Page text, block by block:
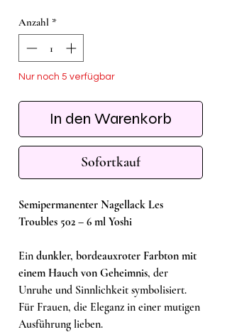
Anzahl *
Nur noch 5 verfügbar
In den Warenkorb
Sofortkauf
Semipermanenter Nagellack Les
Troubles 502 – 6 ml Yoshi
Ein dunkler, bordeauxroter Farbton mit
einem Hauch von Geheimnis, der
Unruhe und Sinnlichkeit symbolisiert.
Für Frauen, die Eleganz in einer mutigen
Ausführung lieben.